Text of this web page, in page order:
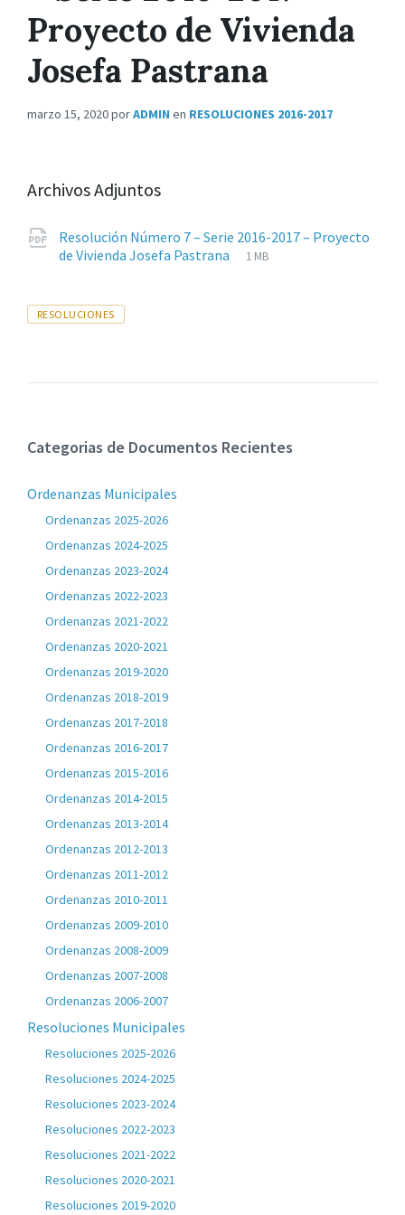
Proyecto de Vivienda
Josefa Pastrana
marzo 15, 2020porADMIN en RESOLUCIONES 2016-2017
Archivos Adjuntos
Resolución Número 7 – Serie 2016-2017 – Proyecto
de Vivienda Josefa Pastrana
Extensiones
pdf
Tamaño
1 MB
Tags
RESOLUCIONES
Categorias de Documentos Recientes
Ordenanzas Municipales
Ordenanzas 2025-2026
Ordenanzas 2024-2025
Ordenanzas 2023-2024
Ordenanzas 2022-2023
Ordenanzas 2021-2022
Ordenanzas 2020-2021
Ordenanzas 2019-2020
Ordenanzas 2018-2019
Ordenanzas 2017-2018
Ordenanzas 2016-2017
Ordenanzas 2015-2016
Ordenanzas 2014-2015
Ordenanzas 2013-2014
Ordenanzas 2012-2013
Ordenanzas 2011-2012
Ordenanzas 2010-2011
Ordenanzas 2009-2010
Ordenanzas 2008-2009
Ordenanzas 2007-2008
Ordenanzas 2006-2007
Resoluciones Municipales
Resoluciones 2025-2026
Resoluciones 2024-2025
Resoluciones 2023-2024
Resoluciones 2022-2023
Resoluciones 2021-2022
Resoluciones 2020-2021
Resoluciones 2019-2020